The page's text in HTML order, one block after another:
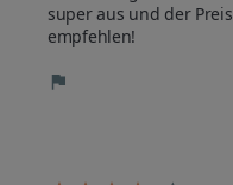
super aus und der
empfehlen!